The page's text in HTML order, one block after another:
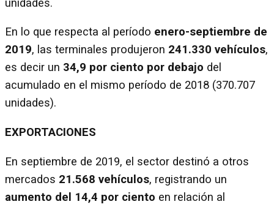
unidades.
En lo que respecta al período enero-septiembre de
2019, las terminales produjeron 241.330 vehículos,
es decir un 34,9 por ciento por debajo del
acumulado en el mismo período de 2018 (370.707
unidades).
EXPORTACIONES
En septiembre de 2019, el sector destinó a otros
mercados 21.568 vehículos, registrando un
aumento del 14,4 por ciento en relación al